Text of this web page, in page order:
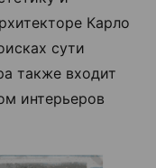
Карло
сути
также входит
интерьеров